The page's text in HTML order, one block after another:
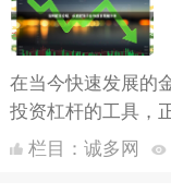
在当今快速发展的
投资杠杆的工具，
为中国金融创新的
的投资论坛....
栏目： 诚多网